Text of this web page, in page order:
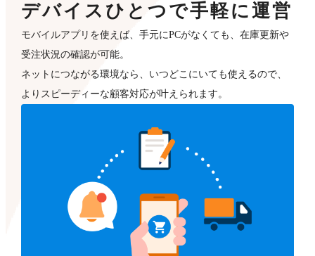
デバイスひとつで手軽に運営
モバイルアプリを使えば、手元にPCがなくても、在庫更新や
受注状況の確認が可能。
ネットにつながる環境なら、いつどこにいても使えるので、
よりスピーディーな顧客対応が叶えられます。